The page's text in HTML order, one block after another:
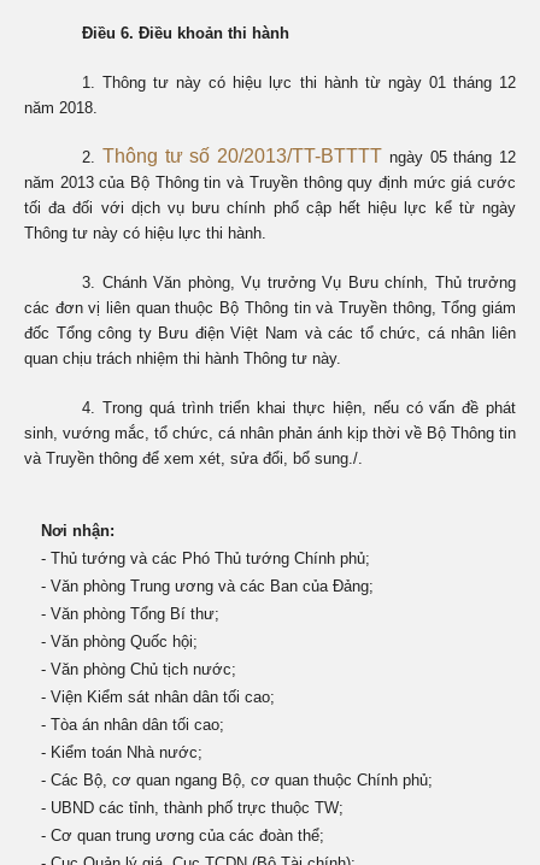
Điều 6. Điều khoản thi hành
1. Thông tư này có hiệu lực thi hành từ ngày 01 tháng 12
năm 2018.
2. Thông tư số 20/2013/TT-BTTTT ngày 05 tháng 12
năm 2013 của Bộ Thông tin và Truyền thông quy định mức giá cước
tối đa đối với dịch vụ bưu chính phổ cập hết hiệu lực kể từ ngày
Thông tư này có hiệu lực thi hành.
3. Chánh Văn phòng, Vụ trưởng Vụ Bưu chính, Thủ trưởng
các đơn vị liên quan thuộc Bộ Thông tin và Truyền thông, Tổng giám
đốc Tổng công ty Bưu điện Việt Nam và các tổ chức, cá nhân liên
quan chịu trách nhiệm thi hành Thông tư này.
4. Trong quá trình triển khai thực hiện, nếu có vấn đề phát
sinh, vướng mắc, tổ chức, cá nhân phản ánh kịp thời về Bộ Thông tin
và Truyền thông để xem xét, sửa đổi, bổ sung./.
Nơi nhận:
- Thủ tướng và các Phó Thủ tướng Chính phủ;
- Văn phòng Trung ương và các Ban của Đảng;
- Văn phòng Tổng Bí thư;
- Văn phòng Quốc hội;
- Văn phòng Chủ tịch nước;
- Viện Kiểm sát nhân dân tối cao;
- Tòa án nhân dân tối cao;
- Kiểm toán Nhà nước;
- Các Bộ, cơ quan ngang Bộ, cơ quan thuộc Chính phủ;
- UBND các tỉnh, thành phố trực thuộc TW;
- Cơ quan trung ương của các đoàn thể;